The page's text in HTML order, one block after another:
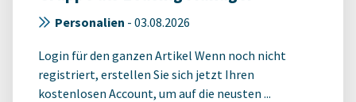
Personalien - 03.08.2026
Login für den ganzen Artikel Wenn noch nicht
registriert, erstellen Sie sich jetzt Ihren
kostenlosen Account, um auf die neusten ...